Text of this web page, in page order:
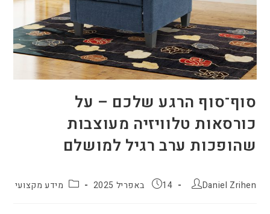
סוף־סוף הרגע שלכם – על
כורסאות טלוויזיה מעוצבות
שהופכות ערב רגיל למושלם
Daniel Zrihen 14 באפריל 2025 מידע מקצועי